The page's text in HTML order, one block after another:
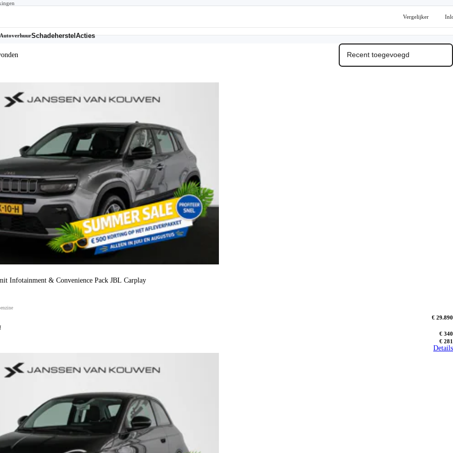
Vergelijker
AutoverhuurSchadeherstelActies
Infotainment & Convenience Pack JBL Carplay
€ 29.890
€ 340
€ 281
Details